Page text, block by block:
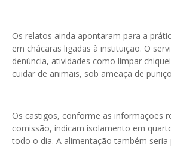
Os relatos ainda apontaram para a
em chácaras ligadas à instituição. O
denúncia, atividades como limpar
cuidar de animais, sob ameaça de
Os castigos, conforme as informações
comissão, indicam isolamento em
todo o dia. A alimentação também seria